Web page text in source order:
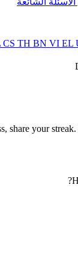
CS TH BN VI EL
share your